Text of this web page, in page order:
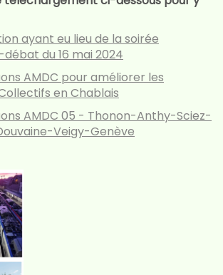
ayant eu lieu de la soirée
du 16 mai 2024
AMDC pour améliorer les
en Chablais
AMDC 05 - Thonon-Anthy-Sciez-
Veigy-Genève